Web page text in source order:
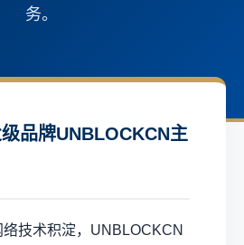
务。
品牌UNBLOCKCN主
技术积淀，UNBLOCKCN